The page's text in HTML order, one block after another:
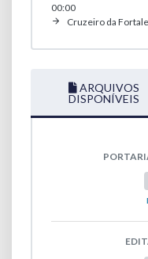
00:00
Cruzeiro da
ARQUIVOS
DISPONÍVEIS